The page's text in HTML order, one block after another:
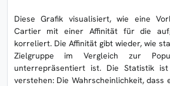
Diese Grafik visualisiert, wie eine
Cartier mit einer Affinität für die
korreliert. Die Affinität gibt wieder, wie
Zielgruppe im Vergleich zur
unterrepräsentiert ist. Die Statistik
verstehen: Die Wahrscheinlichkeit, dass